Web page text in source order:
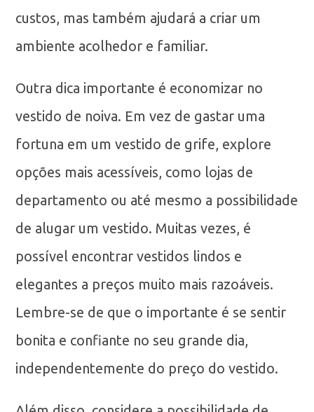
custos, mas também ajudará a criar um
ambiente acolhedor e familiar.
Outra dica importante é economizar no
vestido de noiva. Em vez de gastar uma
fortuna em um vestido de grife, explore
opções mais acessíveis, como lojas de
departamento ou até mesmo a possibilidade
de alugar um vestido. Muitas vezes, é
possível encontrar vestidos lindos e
elegantes a preços muito mais razoáveis.
Lembre-se de que o importante é se sentir
bonita e confiante no seu grande dia,
independentemente do preço do vestido.